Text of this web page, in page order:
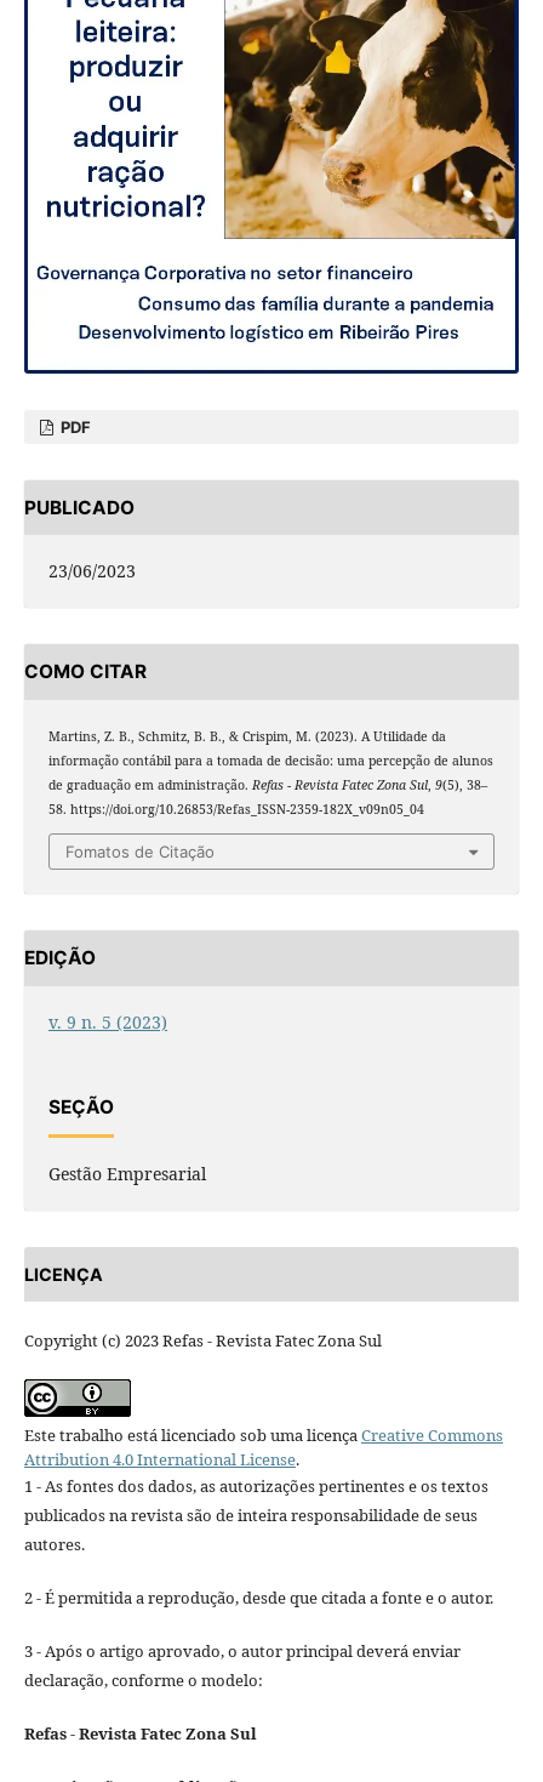
PDF
PUBLICADO
23/06/2023
COMO CITAR
Martins, Z. B., Schmitz, B. B., & Crispim, M. (2023). A Utilidade da
informação contábil para a tomada de decisão: uma percepção de alunos
de graduação em administração. Refas - Revista Fatec Zona Sul, 9(5), 38–
58. https://doi.org/10.26853/Refas_ISSN-2359-182X_v09n05_04
Fomatos de Citação
EDIÇÃO
v. 9 n. 5 (2023)
SEÇÃO
Gestão Empresarial
LICENÇA
Copyright (c) 2023 Refas - Revista Fatec Zona Sul
Este trabalho está licenciado sob uma licençaCreative Commons
Attribution 4.0 International License.
1 - As fontes dos dados, as autorizações pertinentes e os textos
publicados na revista são de inteira responsabilidade de seus
autores.
2 - É permitida a reprodução, desde que citada a fonte e o autor.
3 - Após o artigo aprovado, o autor principal deverá enviar
declaração, conforme o modelo:
Refas - Revista Fatec Zona Sul